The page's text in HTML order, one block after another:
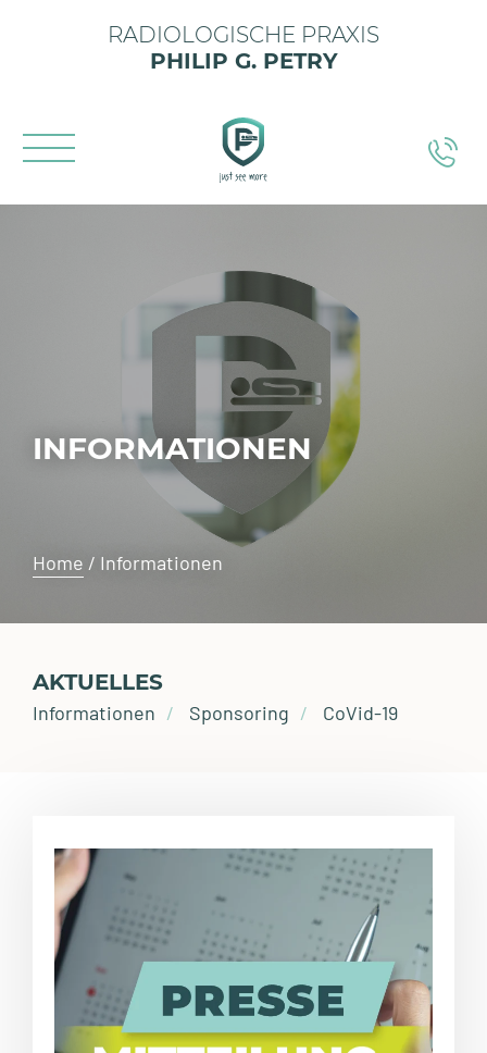
RADIOLOGISCHE PRAXIS
PHILIP G. PETRY
INFORMATIONEN
Home / Informationen
AKTUELLES
Informationen Sponsoring CoVid-19